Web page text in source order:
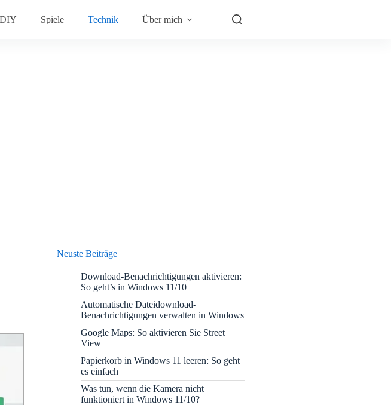
DIY Spiele Technik Über mich
Neuste Beiträge
Download-Benachrichtigungen aktivieren:
So geht’s in Windows 11/10
Automatische Dateidownload-
Benachrichtigungen verwalten in Windows
Google Maps: So aktivieren Sie Street
View
Papierkorb in Windows 11 leeren: So geht
es einfach
Was tun, wenn die Kamera nicht
funktioniert in Windows 11/10?